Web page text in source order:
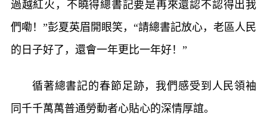
過越紅火，不曉得總書記要是再來還認不認得出我
們嘞！”彭夏英眉開眼笑，“請總書記放心，老區人民
的日子好了，還會一年更比一年好！”
循著總書記的春節足跡，我們感受到人民領袖
同千千萬萬普通勞動者心貼心的深情厚誼。